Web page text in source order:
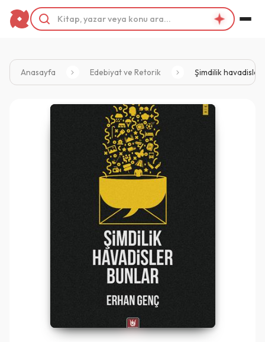
Anasayfa Edebiyat ve Retorik Şimdilik havadisler